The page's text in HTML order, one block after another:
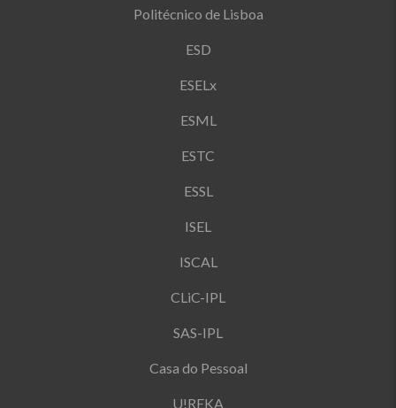
Politécnico de Lisboa
ESD
ESELx
ESML
ESTC
ESSL
ISEL
ISCAL
CLiC-IPL
SAS-IPL
Casa do Pessoal
U!REKA